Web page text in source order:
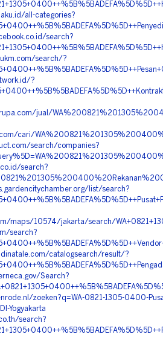
all-categories?
search?
search/?
?
jual/
cari/
search/companies?
search?
list/search?
maps/10574/jakarta/search/
search?
catalogsearch/result/?
Search?
zoeken?q=WA-0821-1305-0400-
Yogyakarta
search?